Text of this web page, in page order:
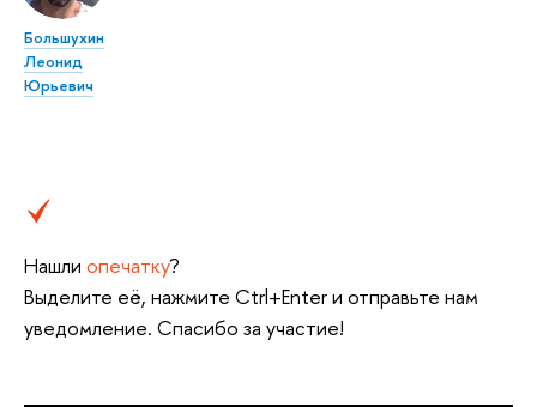
Большухин
Леонид
Юрьевич
Нашли опечатку?
Выделите её, нажмите Ctrl+Enter и отправьте нам
уведомление. Спасибо за участие!